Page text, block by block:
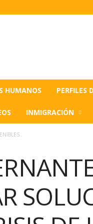
HUMANOS PERFILES
INMIGRACIÓN